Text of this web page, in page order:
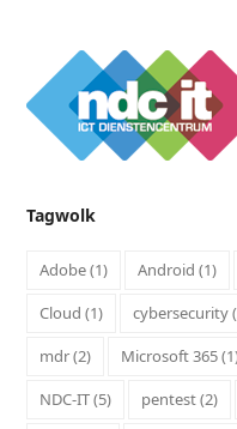
CLOUD
Tagwolk
Adobe(1) Android (1)
Cloud (1) cybersecurity
mdr(2) Microsoft 365
NDC-IT(5) pentest(2)